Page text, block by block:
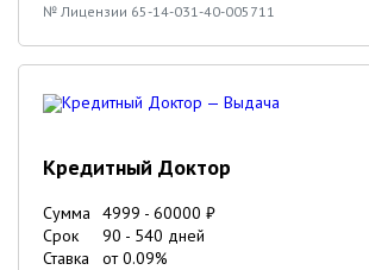
№ Лицензии 65-14-031-40-005711
Кредитный Доктор
Сумма 4999 - 60000 ₽
Срок
90 - 540 дней
Ставка
от0.09%